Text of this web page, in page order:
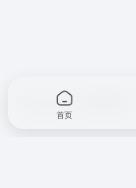
Copyright © 2025 知晓天下
首页